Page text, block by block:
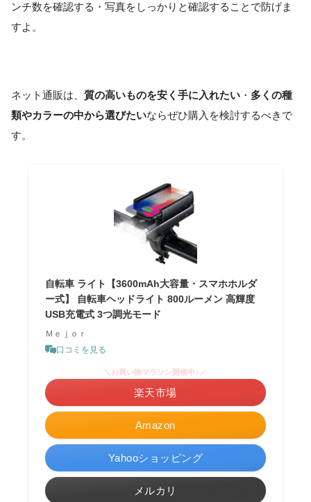
ンチ数を確認する・写真をしっかりと確認することで防げま
すよ。
ネット通販は、 質の高いものを安く手に入れたい ・ 多くの種
類やカラーの中から選びたいならぜひ購入を検討するべきで
す。
自転車 ライト【3600mAh大容量・スマホホルダ
ー式】 自転車ヘッドライト 800ルーメン 高輝度
USB充電式 3つ調光モード
Ｍｅｊｏｒ
口コミを見る
Amazon
＼お買い物マラソン開催中♪／
楽天市場
Yahooショッピング
メルカリ